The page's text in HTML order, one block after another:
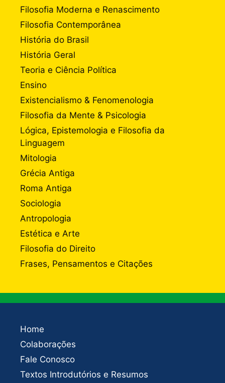
Filosofia Moderna e Renascimento
Filosofia Contemporânea
História do Brasil
História Geral
Teoria e Ciência Política
Ensino
Existencialismo & Fenomenologia
Filosofia da Mente & Psicologia
Lógica, Epistemologia e Filosofia da
Linguagem
Mitologia
Grécia Antiga
Roma Antiga
Sociologia
Antropologia
Estética e Arte
Filosofia do Direito
Frases, Pensamentos e Citações
Home
Colaborações
Fale Conosco
Textos Introdutórios e Resumos